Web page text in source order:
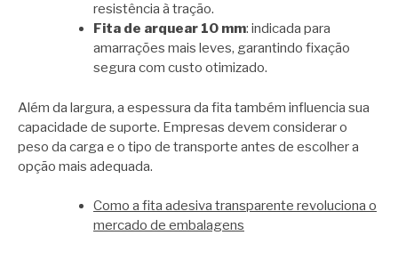
resistência à tração.
Fita de arquear 10 mm: indicada para
amarrações mais leves, garantindo fixação
segura com custo otimizado.
Além da largura, a espessura da fita também influencia sua
capacidade de suporte. Empresas devem considerar o
peso da carga e o tipo de transporte antes de escolher a
opção mais adequada.
Como a fita adesiva transparente revoluciona o
mercado de embalagens